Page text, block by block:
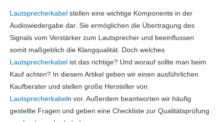
Lautsprecherkabel stellen eine wichtige Komponente in der
Audiowiedergabe dar. Sie ermöglichen die Übertragung des
Signals vom Verstärker zum Lautsprecher und beeinflussen
somit maßgeblich die Klangqualität. Doch welches
Lautsprecherkabel ist das richtige? Und worauf sollte man beim
Kauf achten? In diesem Artikel geben wir einen ausführlichen
Kaufberater und stellen große Hersteller von
Lautsprecherkabeln vor. Außerdem beantworten wir häufig
gestellte Fragen und geben eine Checkliste zur Qualitätsprüfung